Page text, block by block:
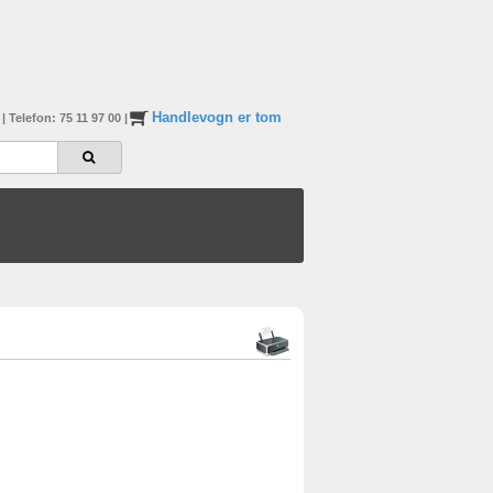
| Telefon: 75 11 97 00 | Handlevogn er tom